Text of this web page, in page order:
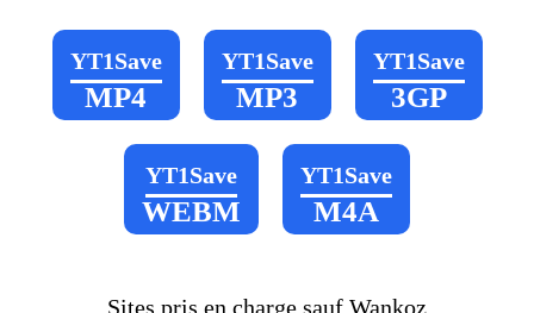
YT1Save
MP4
YT1Save
MP3
YT1Save
3GP
YT1Save
WEBM
YT1Save
M4A
Sites pris en charge sauf Wankoz